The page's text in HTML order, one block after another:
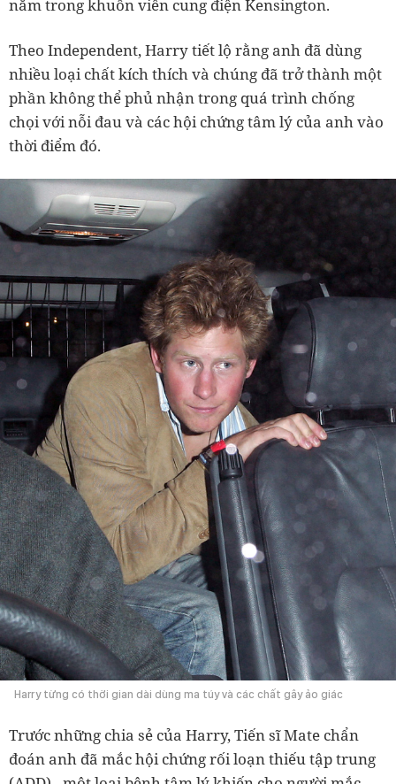
nằm trong khuôn viên cung điện Kensington.
Theo Independent, Harry tiết lộ rằng anh đã dùng
nhiều loại chất kích thích và chúng đã trở thành một
phần không thể phủ nhận trong quá trình chống
chọi với nỗi đau và các hội chứng tâm lý của anh vào
thời điểm đó.
Harry từng có thời gian dài dùng ma túy và các chất gây ảo giác
Trước những chia sẻ của Harry, Tiến sĩ Mate chẩn
đoán anh đã mắc hội chứng rối loạn thiếu tập trung